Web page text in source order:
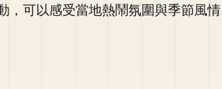
可以感受當地熱鬧氛圍與季節風情